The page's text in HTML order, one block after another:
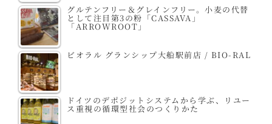
グルテンフリー＆グレインフリー。小麦の代替
として注目第3の粉「CASSAVA」
「ARROWROOT」
ビオラル グランシップ大船駅前店 / BIO-RAL
ドイツのデポジットシステムから学ぶ、リユー
ス重視の循環型社会のつくりかた